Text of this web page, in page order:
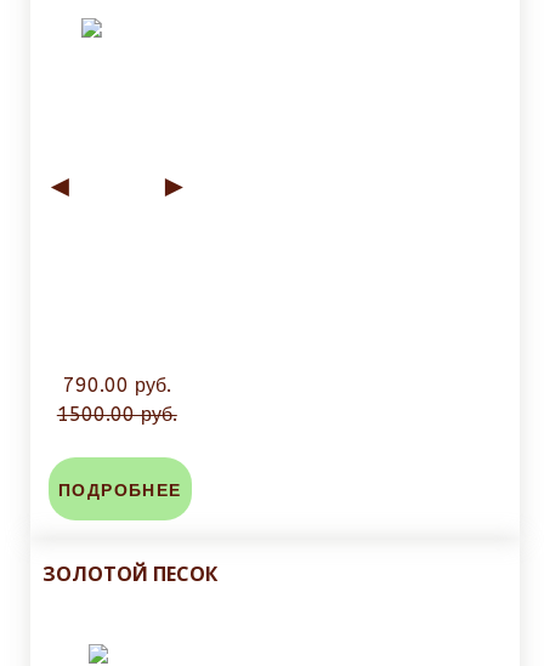
◄ ►
790.00 руб.
1500.00 руб.
ПОДРОБНЕЕ
ЗОЛОТОЙ ПЕСОК